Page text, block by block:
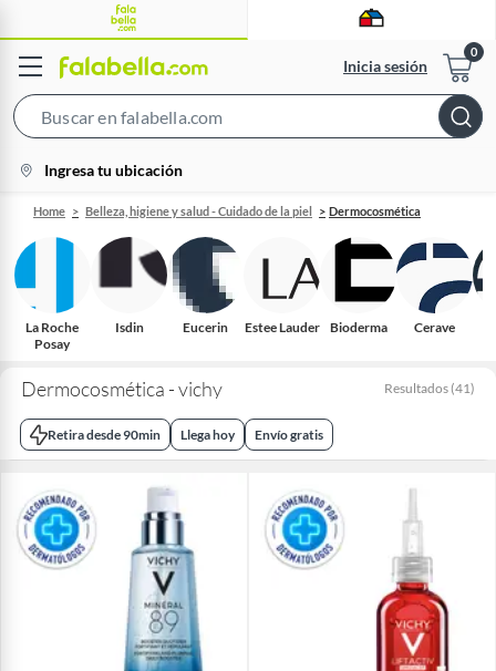
Inicia sesión
Bar
location-
icon
Ingresa tu ubicación
Home Belleza, higiene y salud - Cuidado de la piel Dermocosmética
La Roche
Posay
Isdin Eucerin Estee Lauder Bioderma Cerave
Dermocosmética - vichy Resultados (41)
Retira desde 90min Llega hoy Envío gratis